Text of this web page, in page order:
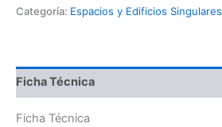
Categoría: Espacios y Edificios Singulares
Ficha Técnica
Ficha Técnica